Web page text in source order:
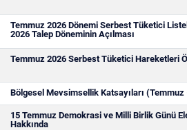
Temmuz 2026 Dönemi Serbest Tüketici
2026 Talep Döneminin Açılması
Temmuz 2026 Serbest Tüketici Hareketleri
Bölgesel Mevsimsellik Katsayıları (Temmuz
15 Temmuz Demokrasi ve Milli Birlik Günü
Hakkında